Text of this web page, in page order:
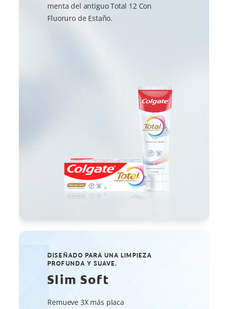
menta del antiguo Total 12 Con
Fluoruro de Estaño.
DISEÑADO PARA UNA LIMPIEZA
PROFUNDA Y SUAVE.
Slim Soft
Remueve 3X más placa